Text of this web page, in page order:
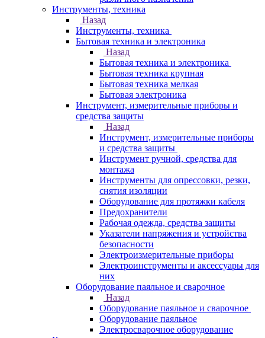
Инструменты, техника
Назад
Инструменты, техника
Бытовая техника и электроника
Назад
Бытовая техника и электроника
Бытовая техника крупная
Бытовая техника мелкая
Бытовая электроника
Инструмент, измерительные приборы и
средства защиты
Назад
Инструмент, измерительные приборы
и средства защиты
Инструмент ручной, средства для
монтажа
Инструменты для опрессовки, резки,
снятия изоляции
Оборудование для протяжки кабеля
Предохранители
Рабочая одежда, средства защиты
Указатели напряжения и устройства
безопасности
Электроизмерительные приборы
Электроинструменты и аксессуары для
них
Оборудование паяльное и сварочное
Назад
Оборудование паяльное и сварочное
Оборудование паяльное
Электросварочное оборудование